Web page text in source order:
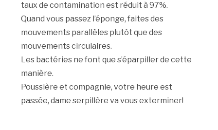
taux de contamination est réduit à 97%.
Quand vous passez l’éponge, faites des
mouvements parallèles plutôt que des
mouvements circulaires.
Les bactéries ne font que s’éparpiller de cette
manière.
Poussière et compagnie, votre heure est
passée, dame serpillère va vous exterminer!